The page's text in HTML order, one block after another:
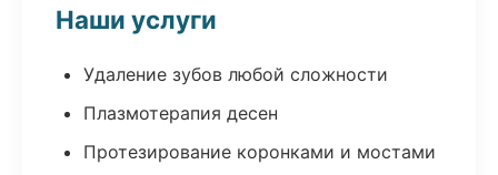
Наши услуги
Удаление зубов любой сложности
Плазмотерапия десен
Протезирование коронками и мостами